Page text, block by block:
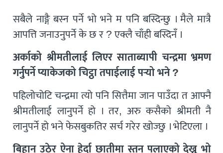
सबैले नाङ्गै बस्न पर्ने भो भने म पनि बस्दिन्छु । मैले मात्रै
आपत्ति जनाउनुपर्ने के छ र ? एक्लै चाँही बस्दिनँ ।
अर्काको श्रीमतीलाई लिएर साताब्यापी चन्द्रमा भ्रमण
गर्नुपर्ने प्याकेजको चिट्ठा तपाईलाई पर्‍यो भने ?
पहिलोचोटि चन्द्रमा त्यो पनि सित्तैमा जान पाउँदा त आफ्नै
श्रीमतीलाई लानुपर्ने हो । तर, अरु कसैको श्रीमती नै
लानुपर्ने हो भने फेसबुकतिर सर्च गरेर खोज्छु । भेटिएला ।
बिहान उठेर ऐना हेर्दा छातीमा स्तन पलाएको देख्नु भो